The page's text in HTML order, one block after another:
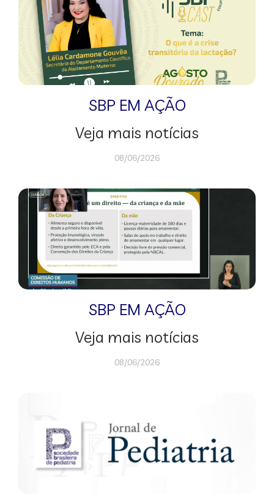
SBP EM AÇÃO
Veja mais notícias
08/06/2026
SBP EM AÇÃO
Veja mais notícias
08/06/2026